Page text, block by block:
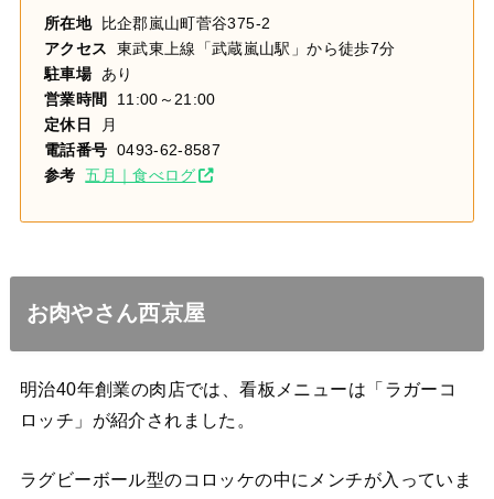
所在地比企郡嵐山町菅谷375-2
アクセス 東武東上線「武蔵嵐山駅」から徒歩7分
駐車場あり
営業時間
11:00～21:00
定休日
月
電話番号 0493-62-8587
参考五月｜食べログ
お肉やさん西京屋
明治40年創業の肉店では、看板メニューは「ラガーコ
ロッチ」が紹介されました。
ラグビーボール型のコロッケの中にメンチが入っていま